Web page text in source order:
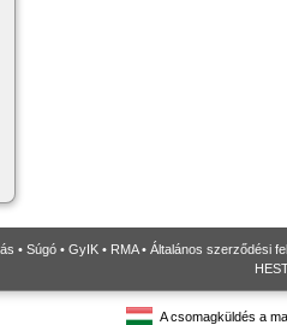
• Súgó • GyIK • RMA• Általános szerződési
A csomagküldés a